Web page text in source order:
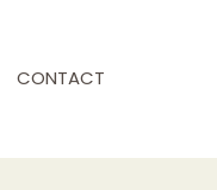
CONTACT